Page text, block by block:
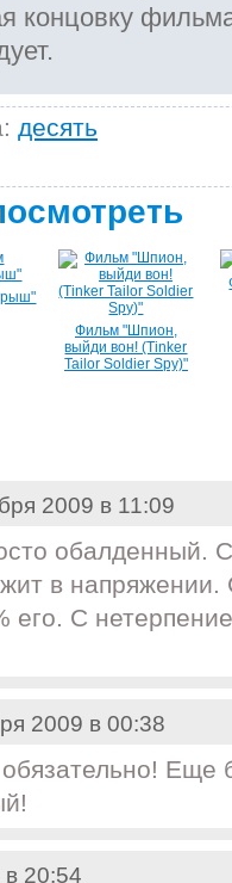
концовку
десять
Фильм "Шпион,
выйди вон! (Tinker
Tailor Soldier Spy)"
2009 в 11:09
обалденный.
в напряжении.
его. С
2009 в 00:38
20:54